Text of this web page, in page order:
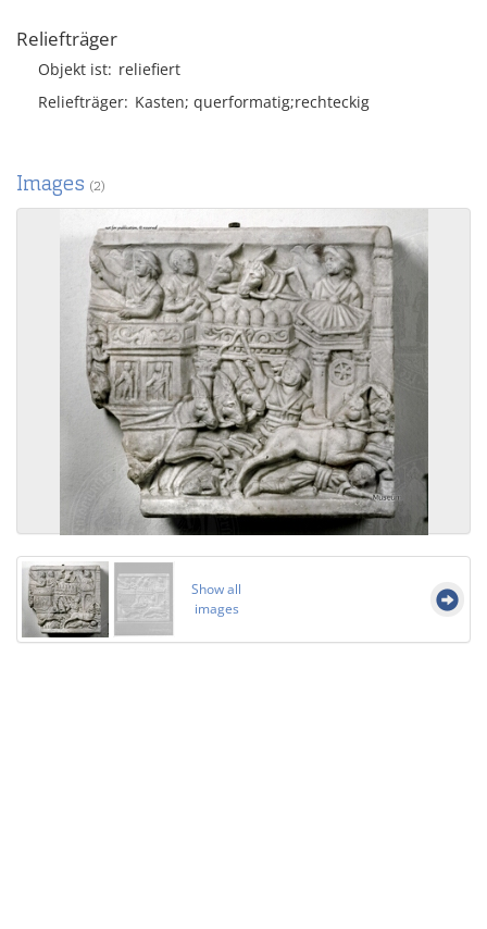
Reliefträger
Objekt ist reliefiert
Reliefträger Kasten; querformatig;rechteckig
Images (2)
Show all
images